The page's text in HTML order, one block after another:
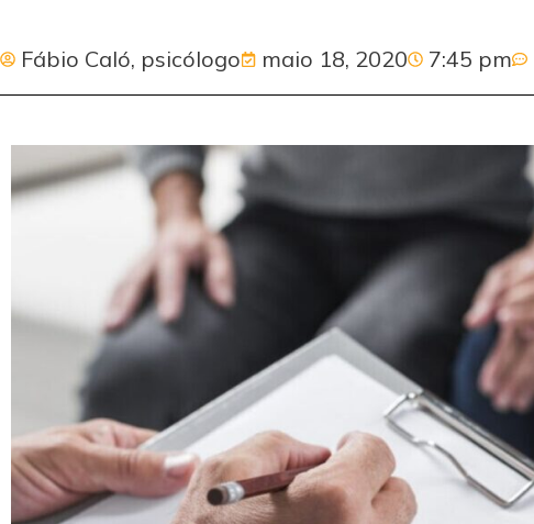
Fábio Caló, psicólogo maio 18, 2020 7:45 pm